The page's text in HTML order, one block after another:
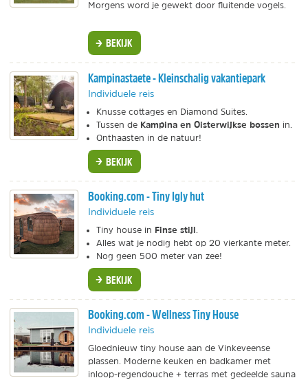
Morgens word je gewekt door fluitende vogels.
BEKIJK
Kampinastaete - Kleinschalig vakantiepark
Individuele reis
Knusse cottages en Diamond Suites.
Tussen de Kampina en Oisterwijkse bossen in.
Onthaasten in de natuur!
BEKIJK
Booking.com - Tiny Igly hut
Individuele reis
Tiny house in Finse stijl
Alles wat je nodig hebt op 20 vierkante meter.
Nog geen 500 meter van zee!
BEKIJK
Booking.com - Wellness Tiny House
Individuele reis
Gloednieuw tiny house aan de Vinkeveense
plassen. Moderne keuken en badkamer met
inloop-regendouche + terras met gedeelde sauna